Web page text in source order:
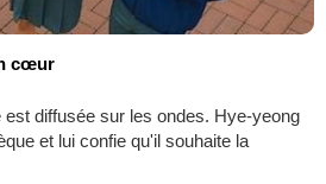
cœur
est diffusée sur les ondes. Hye-yeong
et lui confie qu'il souhaite la